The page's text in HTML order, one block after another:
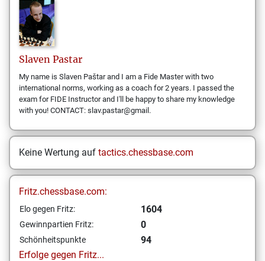
Slaven Pastar
My name is Slaven Paštar and I am a Fide Master with two
international norms, working as a coach for 2 years. I passed the
exam for FIDE Instructor and I'll be happy to share my knowledge
with you! CONTACT: slav.pastar@gmail.
Keine Wertung auf tactics.chessbase.com
Fritz.chessbase.com:
Elo gegen Fritz: 1604
Gewinnpartien Fritz: 0
Schönheitspunkte
94
Erfolge gegen Fritz...